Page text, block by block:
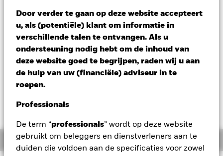
Door verder te gaan op deze website accepteert
u, als (potentiële) klant om informatie in
verschillende talen te ontvangen. Als u
ondersteuning nodig hebt om de inhoud van
deze website goed te begrijpen, raden wij u aan
de hulp van uw (financiële) adviseur in te
roepen.
Professionals
De term “professionals” wordt op deze website
gebruikt om beleggers en dienstverleners aan te
duiden die voldoen aan de specificaties voor zowel
NAV per 07/aug/2026
USD 7,51
Variatie 52wk: 6,06 - 7,51
Verandering NAV 1 dag per 07/aug/2026
USD 0,04 (0,53%)
YTD: 13,65%
Overzicht